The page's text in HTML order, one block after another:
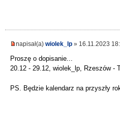
napisał(a) wiolek_lp » 16.11.2023
Proszę o dopisanie...
20.12 - 29.12, wiolek_lp, Rzeszów -
PS. Będzie kalendarz na przyszły